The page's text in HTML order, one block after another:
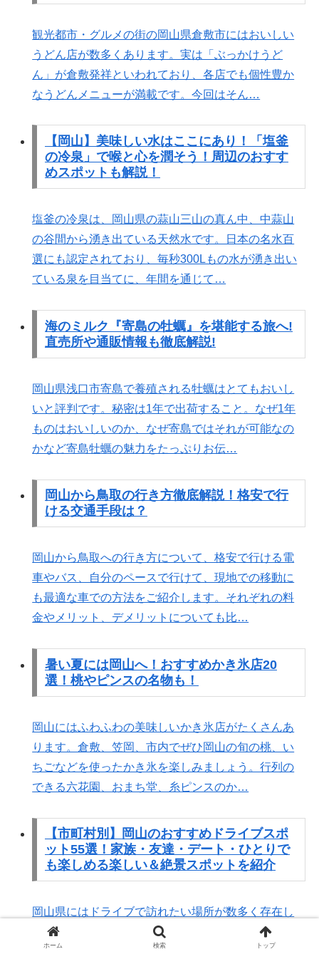
観光都市・グルメの街の岡山県倉敷市にはおいしい
うどん店が数多くあります。実は「ぶっかけうど
ん」が倉敷発祥といわれており、各店でも個性豊か
なうどんメニューが満載です。今回はそん…
【岡山】美味しい水はここにあり！「塩釜
の冷泉」で喉と心を潤そう！周辺のおすす
めスポットも解説！
塩釜の冷泉は、岡山県の蒜山三山の真ん中、中蒜山
の谷間から湧き出ている天然水です。日本の名水百
選にも認定されており、毎秒300Lもの水が湧き出い
ている泉を目当てに、年間を通じて…
海のミルク『寄島の牡蠣』を堪能する旅へ!
直売所や通販情報も徹底解説!
岡山県浅口市寄島で養殖される牡蠣はとてもおいし
いと評判です。秘密は1年で出荷すること。なぜ1年
ものはおいしいのか、なぜ寄島ではそれが可能なの
かなど寄島牡蠣の魅力をたっぷりお伝…
岡山から鳥取の行き方徹底解説！格安で行
ける交通手段は？
岡山から鳥取への行き方について、格安で行ける電
車やバス、自分のペースで行けて、現地での移動に
も最適な車での方法をご紹介します。それぞれの料
金やメリット、デメリットについても比…
暑い夏には岡山へ！おすすめかき氷店20
選！桃やピンスの名物も！
岡山にはふわふわの美味しいかき氷店がたくさんあ
ります。倉敷、笠岡、市内でぜひ岡山の旬の桃、い
ちごなどを使ったかき氷を楽しみましょう。行列の
できる六花園、おまち堂、糸ピンスのか…
【市町村別】岡山のおすすめドライブスポ
ット55選！家族・友達・デート・ひとりで
も楽しめる楽しい＆絶景スポットを紹介
岡山県にはドライブで訪れたい場所が数多く存在し
ています。紅葉の名所、瀬戸内海の絶景、日本の名
ホーム 検索 トップ